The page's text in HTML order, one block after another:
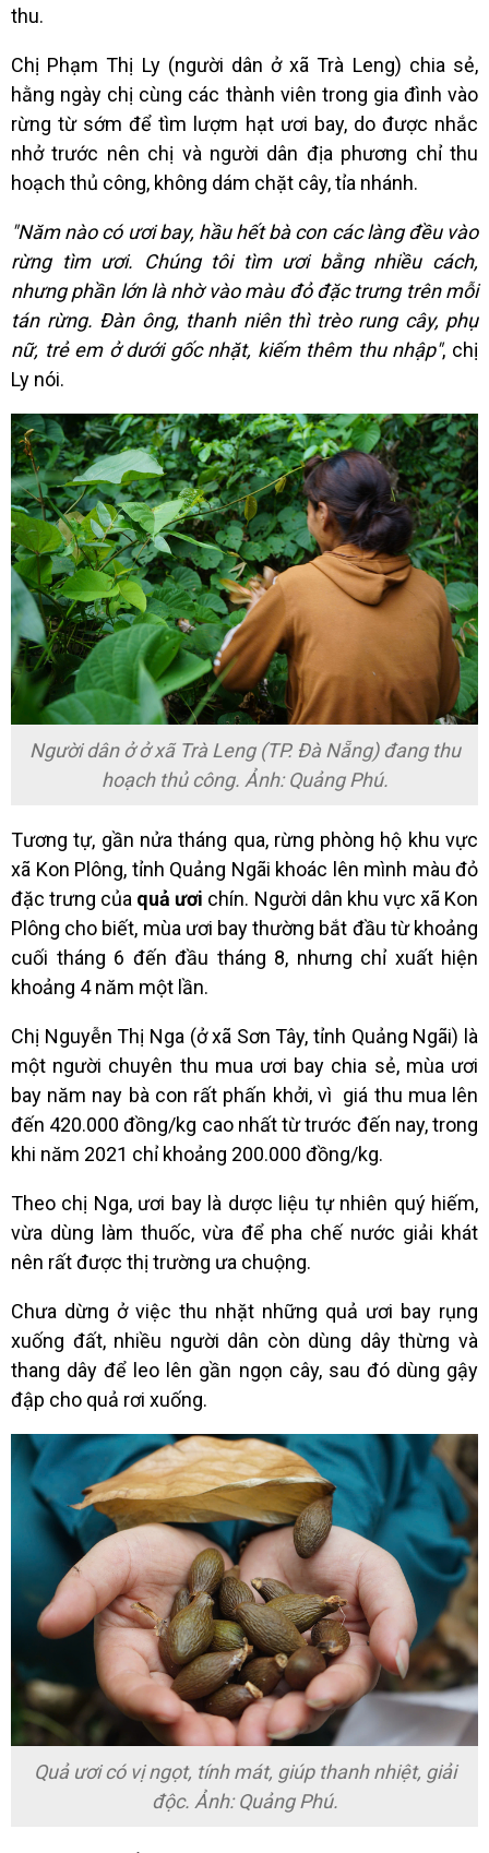
thu.
Chị Phạm Thị Ly (người dân ở xã Trà Leng) chia sẻ,
hằng ngày chị cùng các thành viên trong gia đình vào
rừng từ sớm để tìm lượm hạt ươi bay, do được nhắc
nhở trước nên chị và người dân địa phương chỉ thu
hoạch thủ công, không dám chặt cây, tỉa nhánh.
"Năm nào có ươi bay, hầu hết bà con các làng đều vào
rừng tìm ươi. Chúng tôi tìm ươi bằng nhiều cách,
nhưng phần lớn là nhờ vào màu đỏ đặc trưng trên mỗi
tán rừng. Đàn ông, thanh niên thì trèo rung cây, phụ
nữ, trẻ em ở dưới gốc nhặt, kiếm thêm thu nhập", chị
Ly nói.
Người dân ở ở xã Trà Leng (TP. Đà Nẵng) đang thu
hoạch thủ công. Ảnh: Quảng Phú.
Tương tự, gần nửa tháng qua, rừng phòng hộ khu vực
xã Kon Plông, tỉnh Quảng Ngãi khoác lên mình màu đỏ
đặc trưng của quả ươi chín. Người dân khu vực xã Kon
Plông cho biết, mùa ươi bay thường bắt đầu từ khoảng
cuối tháng 6 đến đầu tháng 8, nhưng chỉ xuất hiện
khoảng 4 năm một lần.
Chị Nguyễn Thị Nga (ở xã Sơn Tây, tỉnh Quảng Ngãi) là
một người chuyên thu mua ươi bay chia sẻ, mùa ươi
bay năm nay bà con rất phấn khởi, vì giá thu mua lên
đến 420.000 đồng/kg cao nhất từ trước đến nay, trong
khi năm 2021 chỉ khoảng 200.000 đồng/kg.
Theo chị Nga, ươi bay là dược liệu tự nhiên quý hiếm,
vừa dùng làm thuốc, vừa để pha chế nước giải khát
nên rất được thị trường ưa chuộng.
Chưa dừng ở việc thu nhặt những quả ươi bay rụng
xuống đất, nhiều người dân còn dùng dây thừng và
thang dây để leo lên gần ngọn cây, sau đó dùng gậy
đập cho quả rơi xuống.
Quả ươi có vị ngọt, tính mát, giúp thanh nhiệt, giải
độc. Ảnh: Quảng Phú.